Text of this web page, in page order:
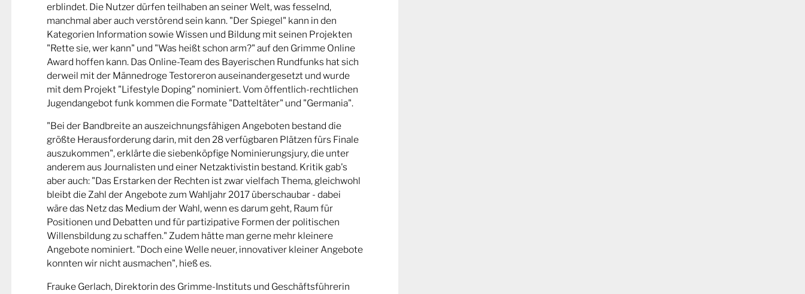
erblindet. Die Nutzer dürfen teilhaben an seiner Welt, was fesselnd,
manchmal aber auch verstörend sein kann. "Der Spiegel" kann in den
Kategorien Information sowie Wissen und Bildung mit seinen Projekten
"Rette sie, wer kann" und "Was heißt schon arm?" auf den Grimme Online
Award hoffen kann. Das Online-Team des Bayerischen Rundfunks hat sich
derweil mit der Männedroge Testoreron auseinandergesetzt und wurde
mit dem Projekt "Lifestyle Doping" nominiert. Vom öffentlich-rechtlichen
Jugendangebot funk kommen die Formate "Datteltäter" und "Germania".
"Bei der Bandbreite an auszeichnungsfähigen Angeboten bestand die
größte Herausforderung darin, mit den 28 verfügbaren Plätzen fürs Finale
auszukommen", erklärte die siebenköpfige Nominierungsjury, die unter
anderem aus Journalisten und einer Netzaktivistin bestand. Kritik gab's
aber auch: "Das Erstarken der Rechten ist zwar vielfach Thema, gleichwohl
bleibt die Zahl der Angebote zum Wahljahr 2017 überschaubar - dabei
wäre das Netz das Medium der Wahl, wenn es darum geht, Raum für
Positionen und Debatten und für partizipative Formen der politischen
Willensbildung zu schaffen." Zudem hätte man gerne mehr kleinere
Angebote nominiert. "Doch eine Welle neuer, innovativer kleiner Angebote
konnten wir nicht ausmachen", hieß es.
Frauke Gerlach, Direktorin des Grimme-Instituts und Geschäftsführerin